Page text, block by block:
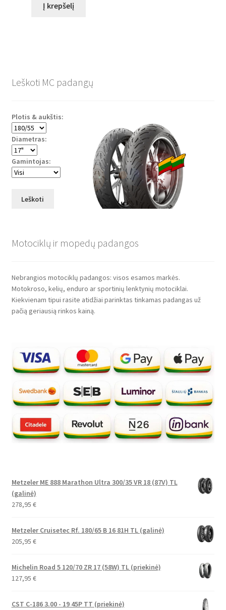
Į krepšelį
Leškoti MC padangų
Plotis & aukštis:
Diametras:
Gamintojas:
Leškoti
Motociklų ir mopedų padangos
Nebrangios motociklų padangos: visos esamos markės.
Motokroso, kelių, enduro ar sportinių lenktynių motociklai.
Kiekvienam tipui rasite atidžiai parinktas tinkamas padangas už
pačią geriausią rinkos kainą.
Metzeler ME 888 Marathon Ultra 300/35 VR 18 (87V) TL
(galinė)
278,95 €
Metzeler Cruisetec Rf. 180/65 B 16 81H TL (galinė)
205,95 €
Michelin Road 5 120/70 ZR 17 (58W) TL (priekinė)
127,95 €
CST C-186 3.00 - 19 45P TT (priekinė)